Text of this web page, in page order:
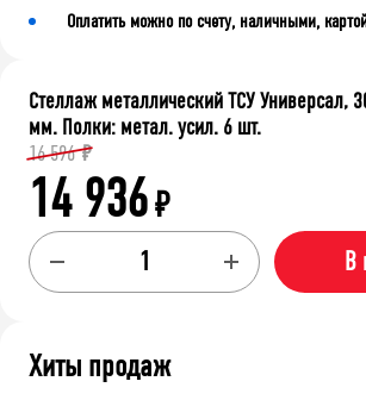
Оплатить можно по счету, наличными,
Стеллаж металлический ТСУ Универсал,
мм. Полки: метал. усил. 6 шт.
16 596 ₽
14 936₽
В
Хиты продаж